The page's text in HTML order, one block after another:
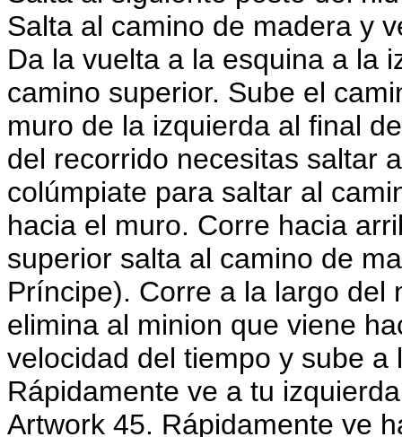
Salta al camino de madera y
Da la vuelta a la esquina a la
camino superior. Sube el
muro de la izquierda al final
del recorrido necesitas saltar
colúmpiate para saltar al
hacia el muro. Corre hacia
superior salta al camino de
Príncipe). Corre a la largo del
elimina al minion que viene
velocidad del tiempo y sube
Rápidamente ve a tu
Artwork 45. Rápidamente ve